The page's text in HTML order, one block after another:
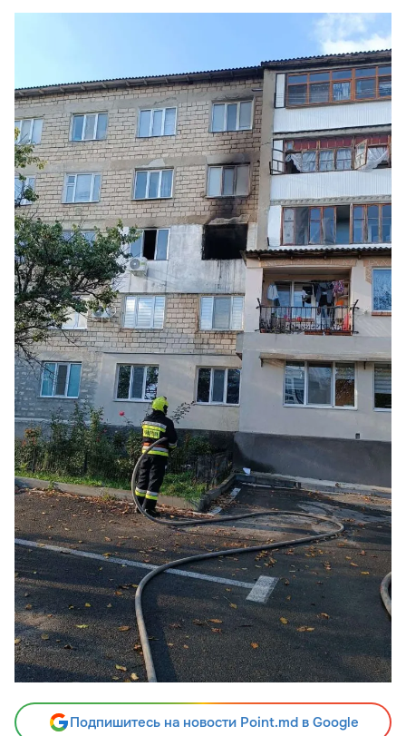
Подпишитесь на новости Point.md в Google